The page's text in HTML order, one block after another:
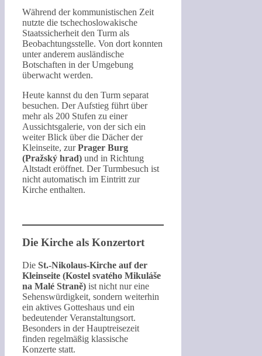
Während der kommunistischen Zeit
nutzte die tschechoslowakische
Staatssicherheit den Turm als
Beobachtungsstelle. Von dort konnten
unter anderem ausländische
Botschaften in der Umgebung
überwacht werden.
Heute kannst du den Turm separat
besuchen. Der Aufstieg führt über
mehr als 200 Stufen zu einer
Aussichtsgalerie, von der sich ein
weiter Blick über die Dächer der
Kleinseite, zurPrager Burg
(Pražský hrad) und in Richtung
Altstadt eröffnet. Der Turmbesuch ist
nicht automatisch im Eintritt zur
Kirche enthalten.
Die Kirche als Konzertort
Die St.-Nikolaus-Kirche auf der
Kleinseite (Kostel svatého Mikuláše
na Malé Straně) ist nicht nur eine
Sehenswürdigkeit, sondern weiterhin
ein aktives Gotteshaus und ein
bedeutender Veranstaltungsort.
Besonders in der Hauptreisezeit
finden regelmäßig klassische
Konzerte statt.